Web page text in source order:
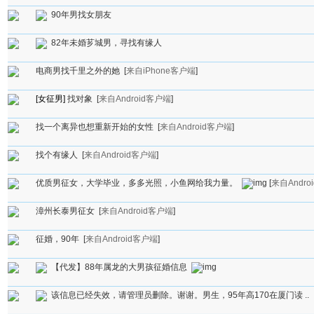
90年男找女朋友
82年未婚芗城男，寻找有缘人
电商男找千里之外的她 [来自iPhone客户端]
[女征男] 找对象 [来自Android客户端]
找一个离异也想重新开始的女性 [来自Android客户端]
找个有缘人 [来自Android客户端]
优质男征女，大学毕业，多多光照，小鱼网给我力量。 [来自
漳州长泰男征女 [来自Android客户端]
征婚，90年 [来自Android客户端]
【代发】88年属龙的大男孩征婚信息
该信息已经失效，请管理员删除。谢谢。男生，95年高170在厦门读 ..